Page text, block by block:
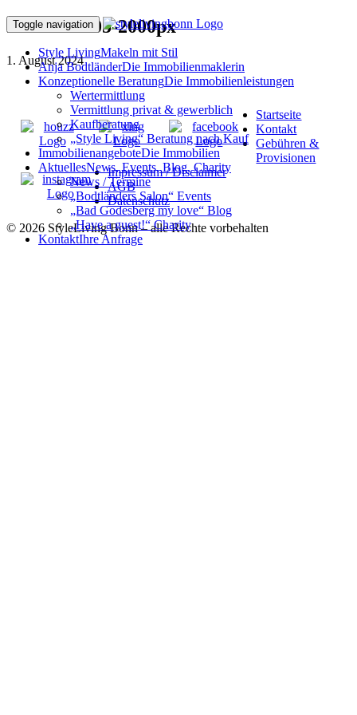
Toggle navigation
Style LivingMakeln mit Stil
Anja BodtländerDie Immobilienmaklerin
Konzeptionelle BeratungDie Immobilienleistungen
Wertermittlung
Vermittlung privat & gewerblich
Kaufberatung
„Style Living“ Beratung nach Kauf
ImmobilienangeboteDie Immobilien
AktuellesNews, Events, Blog, Charity
News / Termine
„Bodtländers Salon“ Events
„Bad Godesberg my love“ Blog
„Have a guest!“ Charity
KontaktIhre Anfrage
240715ff-405-2000px
1. August 2024
Startseite
Kontakt
Gebühren &
Provisionen
Impressum / Disclaimer
AGB
Datenschutz
© 2026 StyleLiving Bonn – alle Rechte vorbehalten